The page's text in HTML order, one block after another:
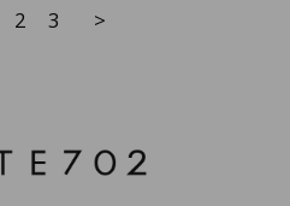
2 3 >